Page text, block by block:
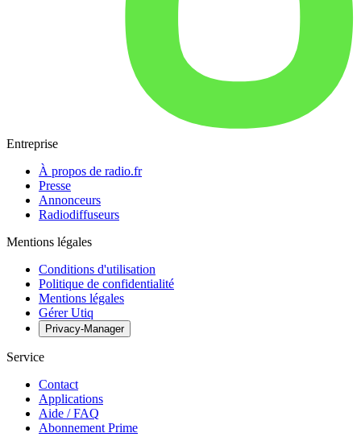
Entreprise
À propos de radio.fr
Presse
Annonceurs
Radiodiffuseurs
Mentions légales
Conditions d'utilisation
Politique de confidentialité
Mentions légales
Gérer Utiq
Privacy-Manager
Service
Contact
Applications
Aide / FAQ
Abonnement Prime